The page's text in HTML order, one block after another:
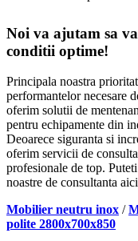
Noi va ajutam sa
conditii optime!
Principala noastra
performantelor necesare
oferim solutii de
pentru echipamente din
Deoarece siguranta si
oferim servicii de
profesionale de top.
noastre de consultanta
Mobilier neutru inox /
polite 2800x700x850